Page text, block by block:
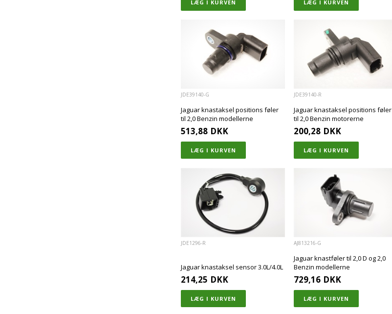
JDE39140-G
Jaguar knastaksel positions føler
til 2,0 Benzin modellerne
513,88 DKK
JDE39140-R
Jaguar knastaksel positions føler
til 2,0 Benzin motorerne
200,28 DKK
JDE1296-R
Jaguar knastaksel sensor 3.0L/4.0L
214,25 DKK
AJ813216-G
Jaguar knastføler til 2,0 D og 2,0
Benzin modellerne
729,16 DKK